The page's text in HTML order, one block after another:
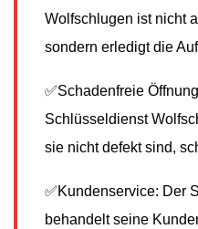
Wolfschlugen ist nicht
sondern erledigt die
✅Schadenfreie
Schlüsseldienst
sie nicht defekt sind,
✅Kundenservice: Der
behandelt seine